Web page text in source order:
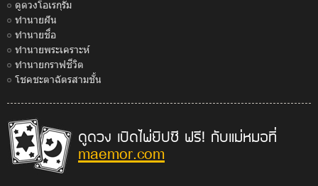
ดูดวงโอเรกุรัม
ทำนายฝัน
ทำนายชื่อ
ทำนายพระเคราะห์
ทำนายกราฟชีวิต
โชคชะตาฉัตรสามชั้น
ดูดวง เปิดไพ่ยิปซี ฟรี! กับแม่หมอที่
maemor.com